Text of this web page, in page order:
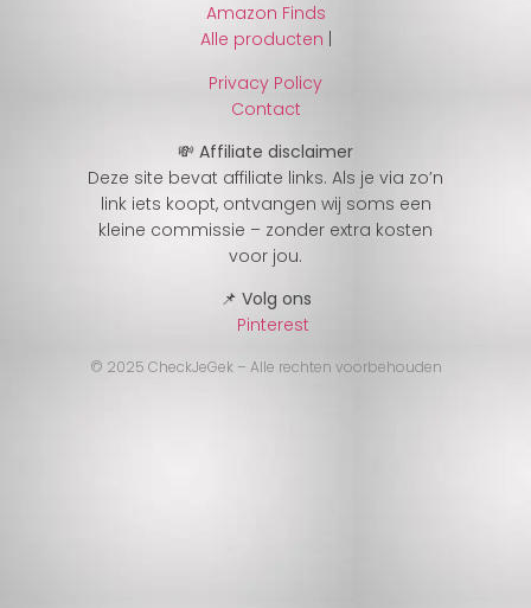
Amazon Finds
Alle producten
Privacy Policy
Contact
💸 Affiliate disclaimer
Deze site bevat affiliate links. Als je via zo’n
link iets koopt, ontvangen wij soms een
kleine commissie – zonder extra kosten
voor jou.
📌 Volg ons
Pinterest
© 2025 CheckJeGek – Alle rechten voorbehouden